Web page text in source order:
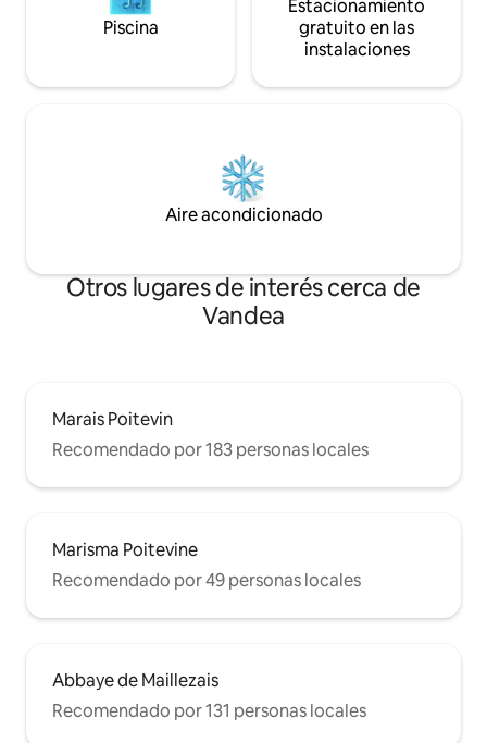
Piscina
Estacionamiento
gratuito en las
instalaciones
Aire acondicionado
Otros lugares de interés cerca de
Vandea
Marais Poitevin
Recomendado por 183 personas locales
Marisma Poitevine
Recomendado por 49 personas locales
Abbaye de Maillezais
Recomendado por 131 personas locales